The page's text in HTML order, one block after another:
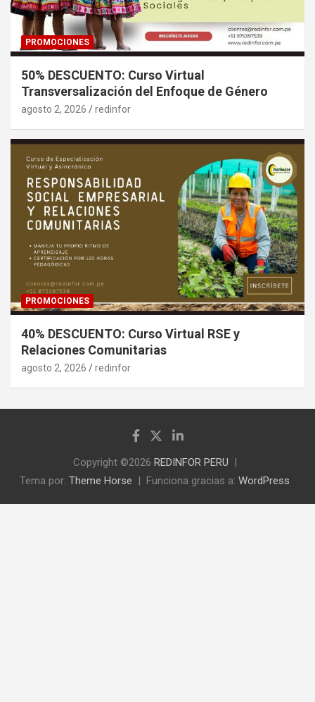
PROMOCIONES
50% DESCUENTO: Curso Virtual
Transversalización del Enfoque de Género
agosto 2, 2026 redinfor
PROMOCIONES
40% DESCUENTO: Curso Virtual RSE y
Relaciones Comunitarias
agosto 2, 2026 redinfor
Copyright ©2026 REDINFOR PERU
Tema por: Theme Horse Funciona gracias a: WordPress